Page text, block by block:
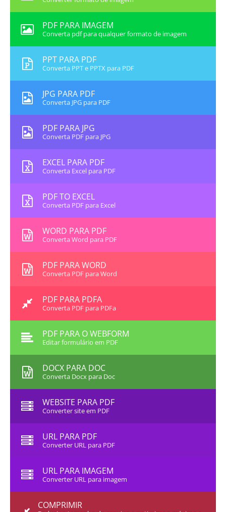
PDF PARA IMAGEM
Converta pdf para qualquer formato de imagem
PPT PARA PDF
Converta PPT e PPTX para PDF
JPG PARA PDF
Converta JPG para PDF
PDF PARA JPG
Converta PDF para JPG
EXCEL PARA PDF
Converta Excel para PDF
PDF TO EXCEL
Converta PDF para Excel
WORD PARA PDF
Converta Word para PDF
PDF PARA WORD
Converta PDF para Word
PDF PARA PDFA
Converta PDF para PDFa
PDF PARA O WEBFORM
Editar formulário em PDF
DOCX PARA DOC
Converta Docx para Doc
WEBSITE PARA PDF
Converter site em PDF
URL PARA PDF
Converter URL para PDF
URL PARA IMAGEM
Converter URL para imagem
COMPRIMIR